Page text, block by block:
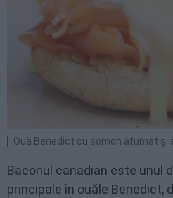
Ouă Benedict cu somon afumat și
Baconul canadian este unul
principale în ouăle Benedict,